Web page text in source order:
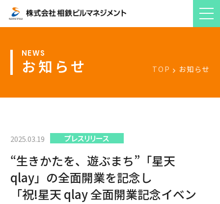
お知らせ TOP お知らせ
2025.03.19 プレスリリース
“生きかたを、遊ぶまち”「星天
qlay」の全面開業を記念し
「祝!星天 qlay 全面開業記念イベン